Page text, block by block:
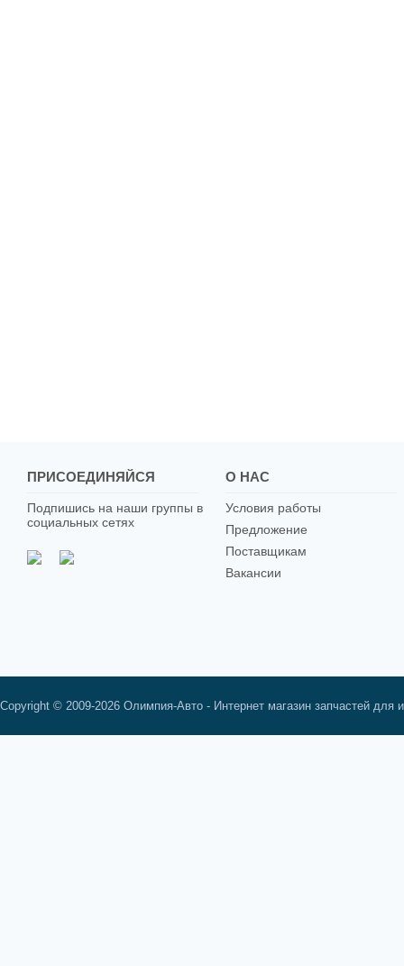
ПРИСОЕДИНЯЙСЯ
Подпишись на наши группы в
социальных сетях
О НАС
Условия работы
Предложение
Поставщикам
Вакансии
Copyright © 2009-2026 Олимпия-Авто - Интернет магазин запчастей для